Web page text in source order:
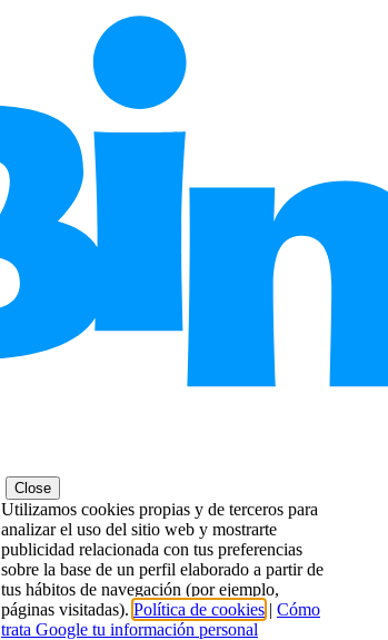
Close
Utilizamos cookies propias y de terceros para
analizar el uso del sitio web y mostrarte
publicidad relacionada con tus preferencias
sobre la base de un perfil elaborado a partir de
tus hábitos de navegación (por ejemplo,
páginas visitadas). Política de cookies | Cómo
trata Google tu información personal